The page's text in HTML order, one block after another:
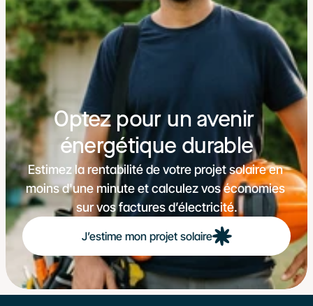
Optez pour un avenir
énergétique durable
Estimez la rentabilité de votre projet solaire en
moins d'une minute et calculez vos économies
sur vos factures d’électricité.
J’estime mon projet solaire